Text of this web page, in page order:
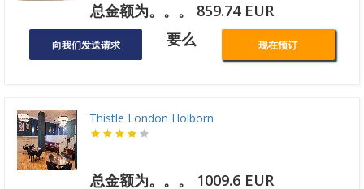
总金额为。。。 859.74 EUR
向我们发送请求 要么 现在预订
Thistle London Holborn
总金额为。。。 1009.6 EUR